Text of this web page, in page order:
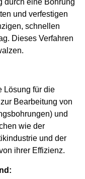
durch eine Bohrung
und verfestigen
schnellen
Dieses Verfahren
Lösung für die
Bearbeitung von
und
wie der
und der
ihrer Effizienz.